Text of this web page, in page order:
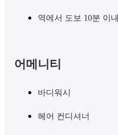
역에서 도보 10분 이내
어메니티
바디워시
헤어 컨디셔너